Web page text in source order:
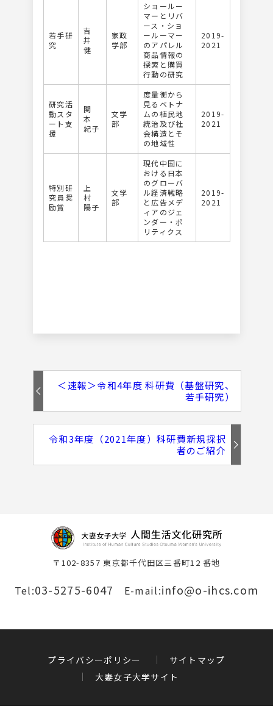
若手研
究
吉
井
健
家政
学部
ショールー
マーとリバ
ース・ショ
ールーマー
のアパレル
商品情報の
探索と購買
行動の研究
2019-
2021
研究活
動スタ
ート支
援
関
本
紀子
文学
部
度量衡から
見るベトナ
ムの植民地
統治及び社
会構造とそ
の地域性
2019-
2021
特別研
究員奨
励賞
上
村
陽子
文学
部
現代中国に
おける日本
のグローバ
ル経済戦略
と広告メデ
ィアのジェ
ンダー・ポ
リティクス
2019-
2021
＜速報＞令和4年度 科研費（基盤研究、
若手研究）
令和3年度（2021年度）科研費新規採択
者のご紹介
〒102-8357 東京都千代田区三番町12 番地
Tel:03-5275-6047 E-mail:info@o-ihcs.com
プライバシーポリシー
サイトマップ
大妻女子大学サイト